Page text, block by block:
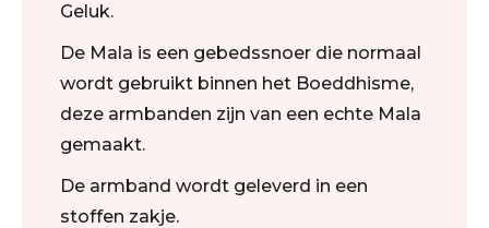
Geluk.
De Mala is een gebedssnoer die normaal
wordt gebruikt binnen het Boeddhisme,
deze armbanden zijn van een echte Mala
gemaakt.
De armband wordt geleverd in een
stoffen zakje.